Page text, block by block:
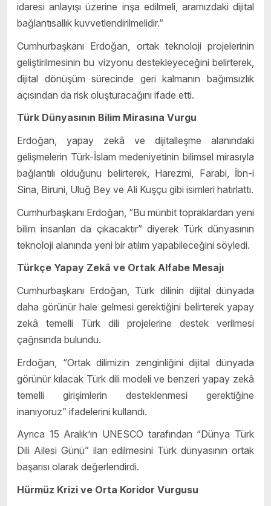
idaresi anlayışı üzerine inşa edilmeli, aramızdaki dijital
bağlantısallık kuvvetlendirilmelidir.”
Cumhurbaşkanı Erdoğan, ortak teknoloji projelerinin
geliştirilmesinin bu vizyonu destekleyeceğini belirterek,
dijital dönüşüm sürecinde geri kalmanın bağımsızlık
açısından da risk oluşturacağını ifade etti.
Türk Dünyasının Bilim Mirasına Vurgu
Erdoğan, yapay zekâ ve dijitalleşme alanındaki
gelişmelerin Türk-İslam medeniyetinin bilimsel mirasıyla
bağlantılı olduğunu belirterek, Harezmi, Farabi, İbn-i
Sina, Biruni, Uluğ Bey ve Ali Kuşçu gibi isimleri hatırlattı.
Cumhurbaşkanı Erdoğan, “Bu münbit topraklardan yeni
bilim insanları da çıkacaktır” diyerek Türk dünyasının
teknoloji alanında yeni bir atılım yapabileceğini söyledi.
Türkçe Yapay Zekâ ve Ortak Alfabe Mesajı
Cumhurbaşkanı Erdoğan, Türk dilinin dijital dünyada
daha görünür hale gelmesi gerektiğini belirterek yapay
zekâ temelli Türk dili projelerine destek verilmesi
çağrısında bulundu.
Erdoğan, “Ortak dilimizin zenginliğini dijital dünyada
görünür kılacak Türk dili modeli ve benzeri yapay zekâ
temelli girişimlerin desteklenmesi gerektiğine
inanıyoruz” ifadelerini kullandı.
Ayrıca 15 Aralık’ın UNESCO tarafından “Dünya Türk
Dili Ailesi Günü” ilan edilmesini Türk dünyasının ortak
başarısı olarak değerlendirdi.
Hürmüz Krizi ve Orta Koridor Vurgusu